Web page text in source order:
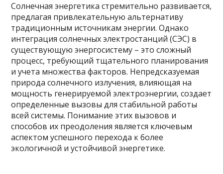
Солнечная энергетика стремительно развивается,
предлагая привлекательную альтернативу
традиционным источникам энергии. Однако
интеграция солнечных электростанций (СЭС) в
существующую энергосистему – это сложный
процесс, требующий тщательного планирования
и учета множества факторов. Непредсказуемая
природа солнечного излучения, влияющая на
мощность генерируемой электроэнергии, создает
определенные вызовы для стабильной работы
всей системы. Понимание этих вызовов и
способов их преодоления является ключевым
аспектом успешного перехода к более
экологичной и устойчивой энергетике.